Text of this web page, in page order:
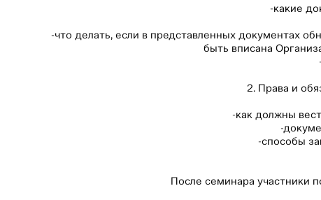
-какие
-что делать, если в представленных документах
быть вписана
2. Права и
-как должны
-
-способы
После семинара участники